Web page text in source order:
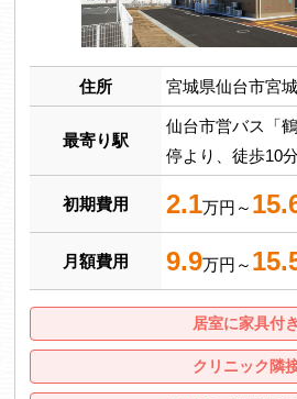
住所 宮城県仙台市宮
最寄り駅
仙台市営バス「
停より、徒歩10
初期費用 2.1万円～
月額費用 9.9万円～
居室に家具付き
クリニック隣